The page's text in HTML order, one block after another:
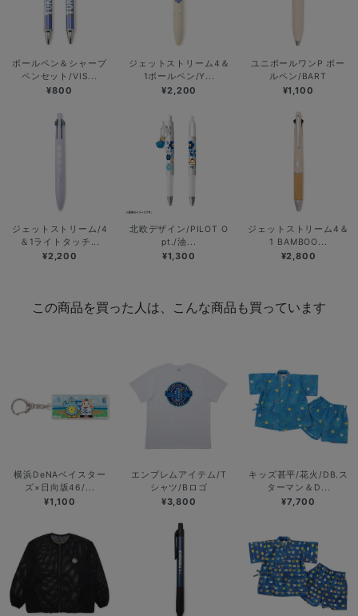
ボールペン＆シャープ
ペンセット/VIS...
¥800
ジェットストリーム4＆
1ボールペン/Y...
¥2,200
ユニボールワンP ボー
ルペン/BART
¥1,100
ジェットストリーム/4
＆1ライトタッチ...
¥2,200
北欧デザイン/PILOT O
pt./油...
¥1,300
ジェットストリーム4＆
1 BAMBOO...
¥2,800
この商品を買った人は、こんな商品も買っています
横浜DeNAベイスター
ズ×日向坂46/...
¥1,100
エンブレムアイテム/T
シャツ/Bロゴ
¥3,800
キッズ甚平/花火/DB.ス
ターマン＆D...
¥7,700